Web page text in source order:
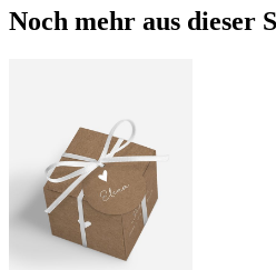
Noch mehr aus dieser